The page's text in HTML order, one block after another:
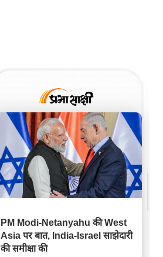
PM Modi-Netanyahu की West
Asia पर बात, India-Israel साझेदारी
की समीक्षा की